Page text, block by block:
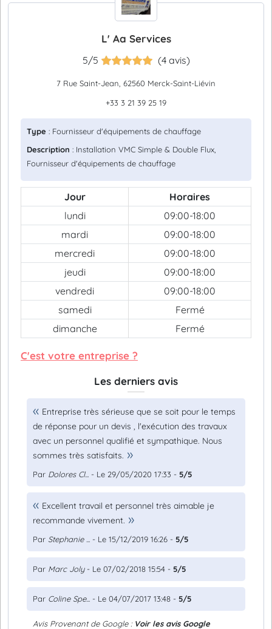
L' Aa Services
5/5 (4 avis)
7 Rue Saint-Jean, 62560 Merck-Saint-Liévin
+33 3 21 39 25 19
Type : Fournisseur d'équipements de chauffage
Description : Installation VMC Simple & Double Flux,
Fournisseur d'équipements de chauffage
Jour
Horaires
lundi
09:00-18:00
mardi
09:00-18:00
mercredi
09:00-18:00
jeudi
09:00-18:00
vendredi
09:00-18:00
samedi
Fermé
dimanche
Fermé
C'est votre entreprise ?
Les derniers avis
Entreprise très sérieuse que se soit pour le temps
de réponse pour un devis , l'exécution des travaux
avec un personnel qualifié et sympathique. Nous
sommes très satisfaits.
Par Dolores Cl... - Le 29/05/2020 17:33 - 5/5
Excellent travail et personnel très aimable je
recommande vivement.
Par Stephanie ... - Le 15/12/2019 16:26 - 5/5
Par Marc Joly- Le 07/02/2018 15:54 - 5/5
Par Coline Spe... - Le 04/07/2017 13:48 - 5/5
Avis Provenant de Google : Voir les avis Google